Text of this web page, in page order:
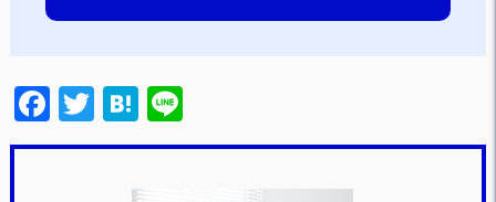
F
a
T
wi
H
at n